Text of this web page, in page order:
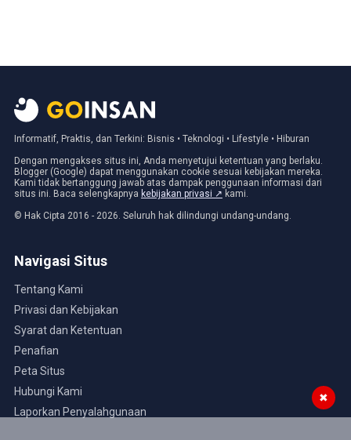
Informatif, Praktis, dan Terkini: Bisnis • Teknologi • Lifestyle • Hiburan
Dengan mengakses situs ini, Anda menyetujui ketentuan yang berlaku.
Blogger (Google) dapat menggunakan cookie sesuai kebijakan mereka.
Kami tidak bertanggung jawab atas dampak penggunaan informasi dari
situs ini. Baca selengkapnya kebijakan privasi ↗ kami.
© Hak Cipta 2016 - 2026. Seluruh hak dilindungi undang-undang.
Navigasi Situs
Tentang Kami
Privasi dan Kebijakan
Syarat dan Ketentuan
Penafian
Peta Situs
Hubungi Kami
Laporkan Penyalahgunaan
✖